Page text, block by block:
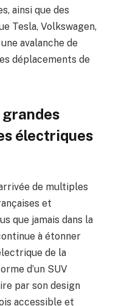
ainsi que des
Tesla, Volkswagen,
avalanche de
déplacements de
électriques
de multiples
et
que jamais dans la
à étonner
de la
d’un SUV
par son design
accessible et